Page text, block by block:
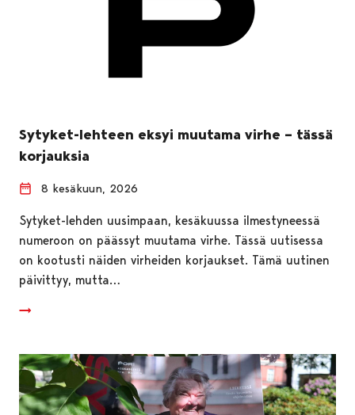
Sytyket-lehteen eksyi muutama virhe – tässä
korjauksia
8 kesäkuun, 2026
Sytyket-lehden uusimpaan, kesäkuussa ilmestyneessä
numeroon on päässyt muutama virhe. Tässä uutisessa
on kootusti näiden virheiden korjaukset. Tämä uutinen
päivittyy, mutta…